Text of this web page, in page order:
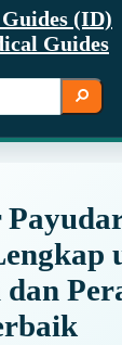
(ID)
Guides